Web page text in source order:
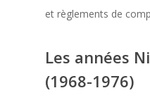
et règlements de
Les années
(1968-1976)